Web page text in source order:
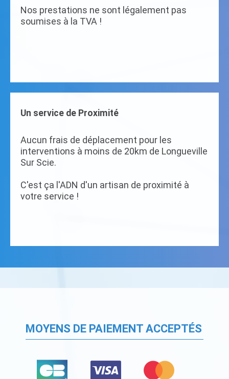
Nos prestations ne sont légalement pas
soumises à la TVA !
Un service de Proximité
Aucun frais de déplacement pour les
interventions à moins de 20km de Longueville
Sur Scie.
C'est ça l'ADN d'un artisan de proximité à
votre service !
MOYENS DE PAIEMENT ACCEPTÉS